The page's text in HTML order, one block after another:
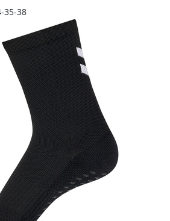
35-38